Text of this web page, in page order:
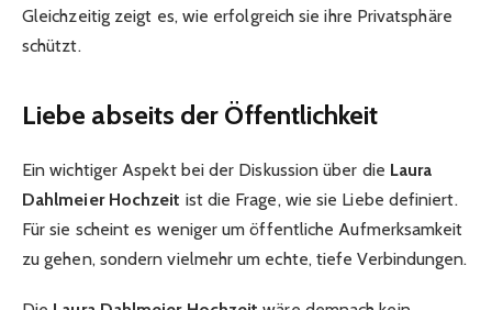
Gleichzeitig zeigt es, wie erfolgreich sie ihre Privatsphäre
schützt.
Liebe abseits der Öffentlichkeit
Ein wichtiger Aspekt bei der Diskussion über die Laura
Dahlmeier Hochzeit ist die Frage, wie sie Liebe definiert.
Für sie scheint es weniger um öffentliche Aufmerksamkeit
zu gehen, sondern vielmehr um echte, tiefe Verbindungen.